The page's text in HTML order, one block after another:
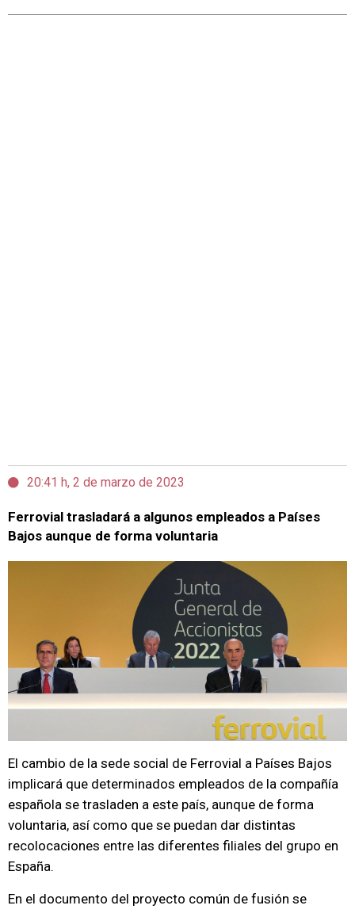
20:41 h, 2 de marzo de 2023
Ferrovial trasladará a algunos empleados a Países
Bajos aunque de forma voluntaria
El cambio de la sede social de Ferrovial a Países Bajos
implicará que determinados empleados de la compañía
española se trasladen a este país, aunque de forma
voluntaria, así como que se puedan dar distintas
recolocaciones entre las diferentes filiales del grupo en
España.
En el documento del proyecto común de fusión se